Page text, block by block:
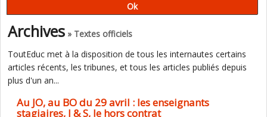
Archives » Textes officiels
ToutEduc met à la disposition de tous les internautes certains
articles récents, les tribunes, et tous les articles publiés depuis
plus d'un an...
Au JO, au BO du 29 avril : les enseignants
stagiaires, J & S, le hors contrat